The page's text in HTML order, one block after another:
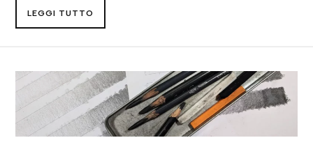
LEGGI TUTTO